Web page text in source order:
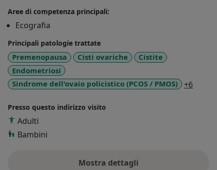
Questo non mi consente di accettare prenotazioni
online, ma occorre contattarmi direttamente per
accordi sull'appuntamento al 335-5930185
Aree di competenza principali:
Ecografia
Principali patologie trattate
Premenopausa Cisti ovariche
Cistite
Endometriosi
Sindrome dell'ovaio policistico (PCOS / PMOS)
+6
Presso questo indirizzo visito
Adulti
Bambini
Mostra dettagli
sull'esperienza